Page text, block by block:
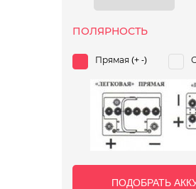
ПОЛЯРНОСТЬ
Прямая (+ -)
ПОДОБРАТЬ